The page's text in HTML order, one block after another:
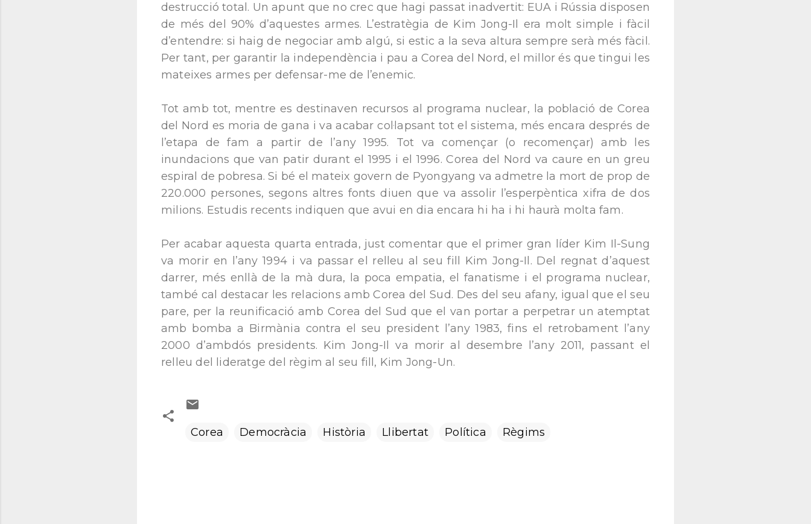
destrucció total. Un apunt que no crec que hagi passat inadvertit: EUA i Rússia disposen
de més del 90% d’aquestes armes. L’estratègia de Kim Jong-Il era molt simple i fàcil
d’entendre: si haig de negociar amb algú, si estic a la seva altura sempre serà més fàcil.
Per tant, per garantir la independència i pau a Corea del Nord, el millor és que tingui les
mateixes armes per defensar-me de l’enemic.
Tot amb tot, mentre es destinaven recursos al programa nuclear, la població de Corea
del Nord es moria de gana i va acabar col·lapsant tot el sistema, més encara després de
l’etapa de fam a partir de l’any 1995. Tot va començar (o recomençar) amb les
inundacions que van patir durant el 1995 i el 1996. Corea del Nord va caure en un greu
espiral de pobresa. Si bé el mateix govern de Pyongyang va admetre la mort de prop de
220.000 persones, segons altres fonts diuen que va assolir l’esperpèntica xifra de dos
milions. Estudis recents indiquen que avui en dia encara hi ha i hi haurà molta fam.
Per acabar aquesta quarta entrada, just comentar que el primer gran líder Kim Il-Sung
va morir en l’any 1994 i va passar el relleu al seu fill Kim Jong-Il. Del regnat d’aquest
darrer, més enllà de la mà dura, la poca empatia, el fanatisme i el programa nuclear,
també cal destacar les relacions amb Corea del Sud. Des del seu afany, igual que el seu
pare, per la reunificació amb Corea del Sud que el van portar a perpetrar un atemptat
amb bomba a Birmània contra el seu president l’any 1983, fins el retrobament l’any
2000 d’ambdós presidents. Kim Jong-Il va morir al desembre l’any 2011, passant el
relleu del lideratge del règim al seu fill, Kim Jong-Un.
Corea Democràcia Història Llibertat Política Règims